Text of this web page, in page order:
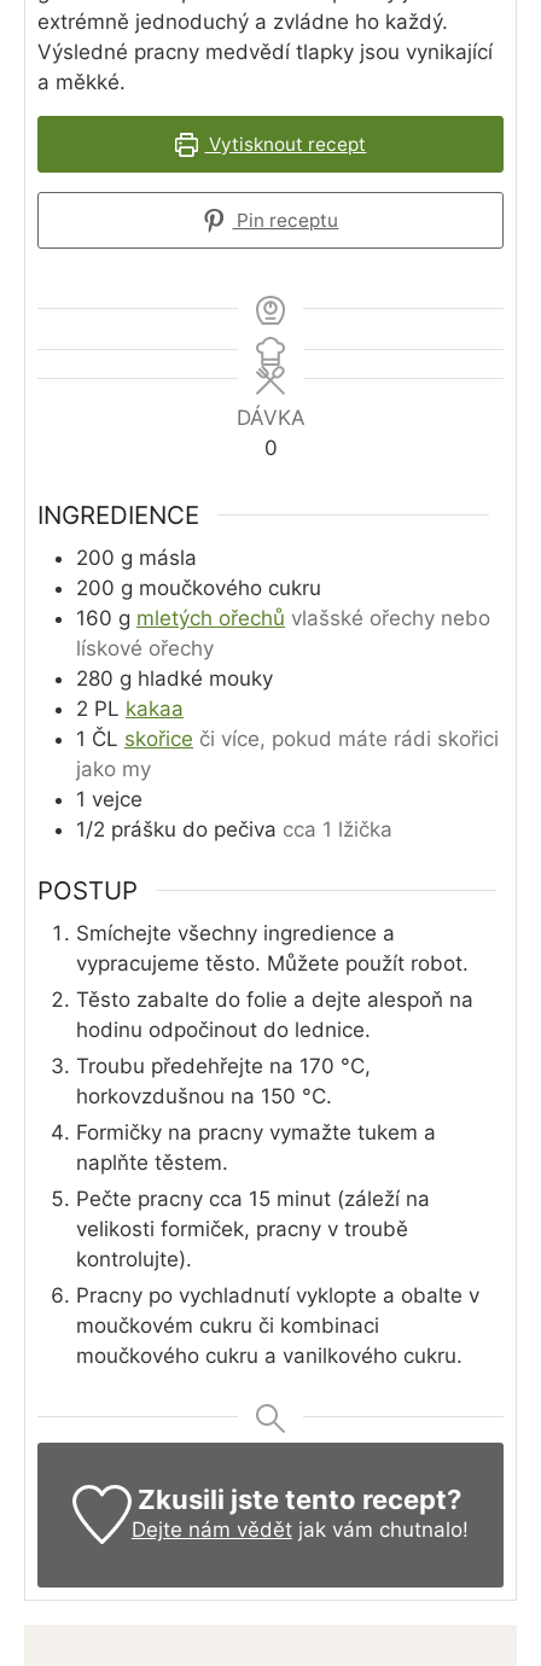
extrémně jednoduchý a zvládne ho každý.
Výsledné pracny medvědí tlapky jsou vynikající
a měkké.
Vytisknout recept
Pin receptu
DÁVKA
0
INGREDIENCE
200 g másla
200 g moučkového cukru
160 g mletých ořechů vlašské ořechy nebo
lískové ořechy
280 g hladké mouky
2 PL kakaa
1 ČL skořice či více, pokud máte rádi skořici
jako my
1 vejce
1/2 prášku do pečiva cca 1 lžička
POSTUP
Smíchejte všechny ingredience a
vypracujeme těsto. Můžete použít robot.
Těsto zabalte do folie a dejte alespoň na
hodinu odpočinout do lednice.
Troubu předehřejte na 170 °C,
horkovzdušnou na 150 °C.
Formičky na pracny vymažte tukem a
naplňte těstem.
Pečte pracny cca 15 minut (záleží na
velikosti formiček, pracny v troubě
kontrolujte).
Pracny po vychladnutí vyklopte a obalte v
moučkovém cukru či kombinaci
moučkového cukru a vanilkového cukru.
Zkusili jste tento recept?
Dejte nám vědětjak vám chutnalo!